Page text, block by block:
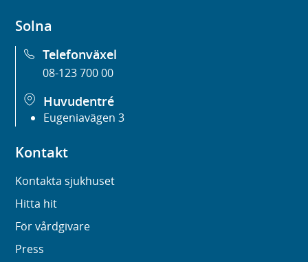
Solna
Telefonväxel
08-123 700 00
Huvudentré
Eugeniavägen 3
Kontakt
Kontakta sjukhuset
Hitta hit
För vårdgivare
Press